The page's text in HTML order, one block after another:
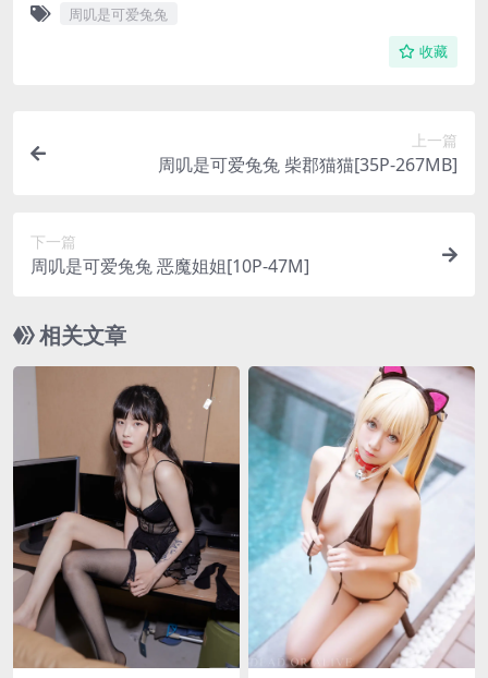
周叽是可爱兔兔
收藏
上一篇
周叽是可爱兔兔 柴郡猫猫[35P-267MB]
下一篇
周叽是可爱兔兔 恶魔姐姐[10P-47M]
相关文章